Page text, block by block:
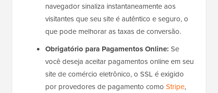
navegador sinaliza instantaneamente aos
visitantes que seu site é autêntico e seguro, o
que pode melhorar as taxas de conversão.
Obrigatório para Pagamentos Online: Se
você deseja aceitar pagamentos online em seu
site de comércio eletrônico, o SSL é exigido
por provedores de pagamento como Stripe,